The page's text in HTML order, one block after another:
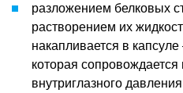
разложением белковых
растворением их
накапливается в
которая
внутриглазного